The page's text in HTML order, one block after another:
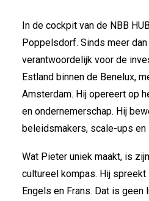
In de cockpit van de NBB
Poppelsdorf. Sinds meer dan
verantwoordelijk voor de
Estland binnen de Benelux,
Amsterdam. Hij opereert op
en ondernemerschap. Hij
beleidsmakers, scale-ups en
Wat Pieter uniek maakt, is
cultureel kompas. Hij spreekt
Engels en Frans. Dat is geen